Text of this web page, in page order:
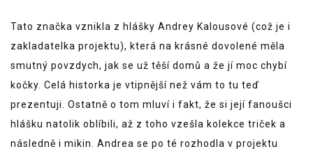
Tato značka vznikla z hlášky Andrey Kalousové (což je i
zakladatelka projektu), která na krásné dovolené měla
smutný povzdych, jak se už těší domů a že jí moc chybí
kočky. Celá historka je vtipnější než vám to tu teď
prezentuji. Ostatně o tom mluví i fakt, že si její fanoušci
hlášku natolik oblíbili, až z toho vzešla kolekce triček a
následně i mikin. Andrea se po té rozhodla v projektu